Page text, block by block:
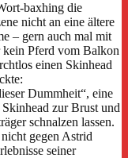
baxhing die
nicht an eine ältere
– gern auch mal mit
kein Pferd vom Balkon
einen Skinhead
Dummheit“, eine
zur Brust und
schnalzen lassen.
gegen Astrid
seiner